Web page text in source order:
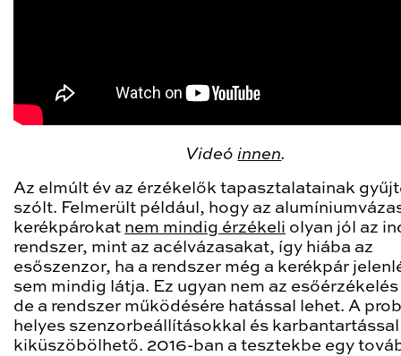
Videóinnen.
Az elmúlt év az érzékelők tapasztalatainak
szólt. Felmerült például, hogy az
kerékpárokat nem mindig érzékeli olyan jól az
rendszer, mint az acélvázasakat, így hiába az
esőszenzor, ha a rendszer még a kerékpár
sem mindig látja. Ez ugyan nem az
de a rendszer működésére hatással lehet. A
helyes szenzorbeállításokkal és karbantartással
kiküszöbölhető. 2016-ban a tesztekbe egy